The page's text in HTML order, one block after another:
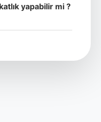
yapabilir mi ?